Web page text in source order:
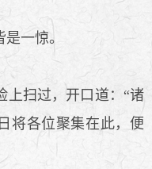
一惊。
扫过，开口道：“诸
将各位聚集在此，便